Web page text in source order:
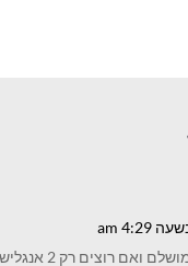
הי יונית נראה